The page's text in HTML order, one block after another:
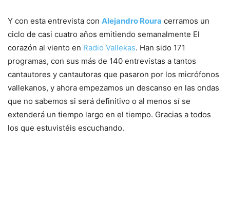
Y con esta entrevista con Alejandro Roura cerramos un
ciclo de casi cuatro años emitiendo semanalmente El
corazón al viento en Radio Vallekas. Han sido 171
programas, con sus más de 140 entrevistas a tantos
cantautores y cantautoras que pasaron por los micrófonos
vallekanos, y ahora empezamos un descanso en las ondas
que no sabemos si será definitivo o al menos sí se
extenderá un tiempo largo en el tiempo. Gracias a todos
los que estuvistéis escuchando.